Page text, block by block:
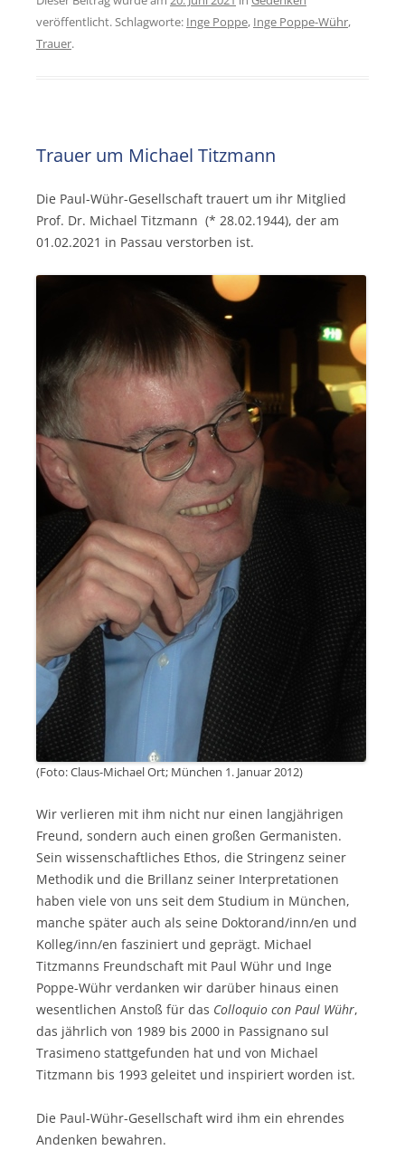
veröffentlicht. Schlagworte: Inge Poppe, Inge Poppe-Wühr,
Trauer.
Trauer um Michael Titzmann
Die Paul-Wühr-Gesellschaft trauert um ihr Mitglied
Prof. Dr. Michael Titzmann (* 28.02.1944), der am
01.02.2021 in Passau verstorben ist.
(Foto: Claus-Michael Ort; München 1. Januar 2012)
Wir verlieren mit ihm nicht nur einen langjährigen
Freund, sondern auch einen großen Germanisten.
Sein wissenschaftliches Ethos, die Stringenz seiner
Methodik und die Brillanz seiner Interpretationen
haben viele von uns seit dem Studium in München,
manche später auch als seine Doktorand/inn/en und
Kolleg/inn/en fasziniert und geprägt. Michael
Titzmanns Freundschaft mit Paul Wühr und Inge
Poppe-Wühr verdanken wir darüber hinaus einen
wesentlichen Anstoß für das Colloquio con Paul Wühr,
das jährlich von 1989 bis 2000 in Passignano sul
Trasimeno stattgefunden hat und von Michael
Titzmann bis 1993 geleitet und inspiriert worden ist.
Die Paul-Wühr-Gesellschaft wird ihm ein ehrendes
Andenken bewahren.